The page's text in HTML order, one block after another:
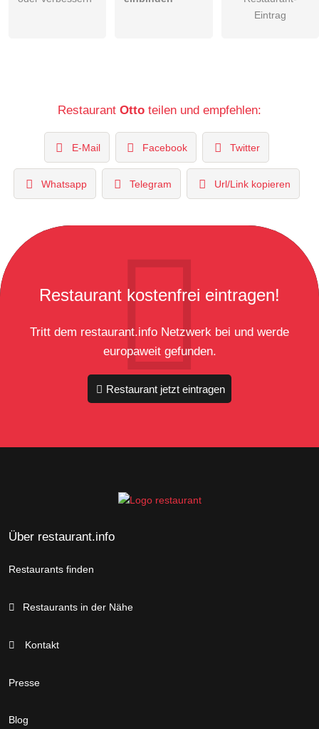
Eintrag
Restaurant Otto teilen und empfehlen:
E-Mail Facebook Twitter
Whatsapp Telegram Url/Link kopieren
Restaurant kostenfrei eintragen!
Tritt dem restaurant.info Netzwerk bei und werde
europaweit gefunden.
Restaurant jetzt eintragen
Über restaurant.info
Restaurants finden
Restaurants in der Nähe
Kontakt
Presse
Blog